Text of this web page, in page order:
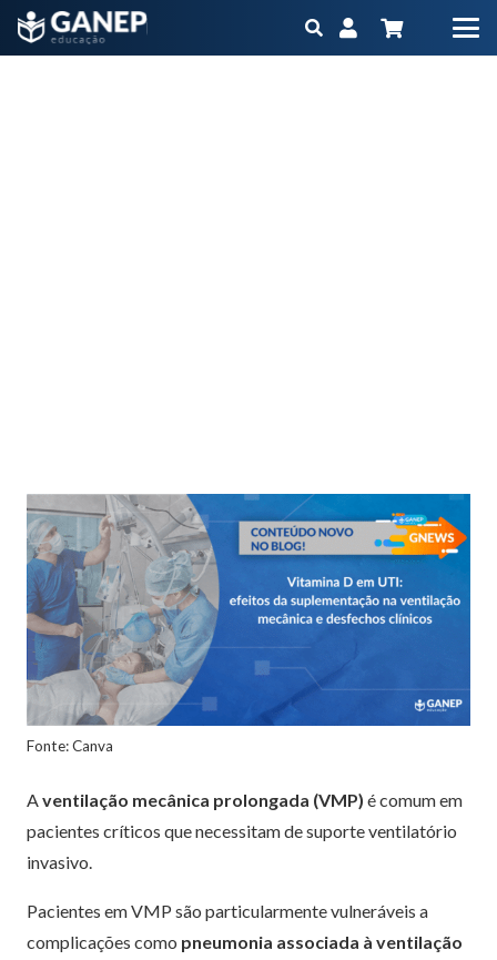
Fonte: Canva
Aventilação mecânica prolongada (VMP) é comum em
pacientes críticos que necessitam de suporte ventilatório
invasivo.
Pacientes em VMP são particularmente vulneráveis a
complicações como pneumonia associada à ventilação